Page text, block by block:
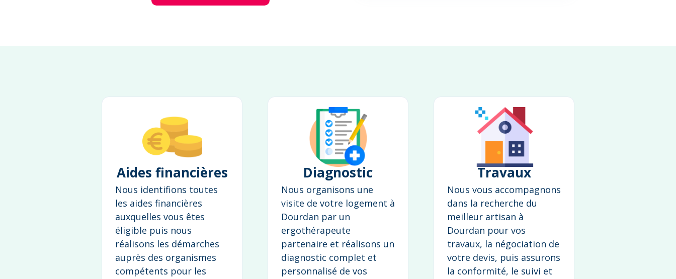
Aides financières
Nous identifions toutes
les aides financières
auxquelles vous êtes
éligible puis nous
réalisons les démarches
auprès des organismes
compétents pour les
Diagnostic
Nous organisons une
visite de votre logement à
Dourdan par un
ergothérapeute
partenaire et réalisons un
diagnostic complet et
personnalisé de vos
Travaux
Nous vous accompagnons
dans la recherche du
meilleur artisan à
Dourdan pour vos
travaux, la négociation de
votre devis, puis assurons
la conformité, le suivi et